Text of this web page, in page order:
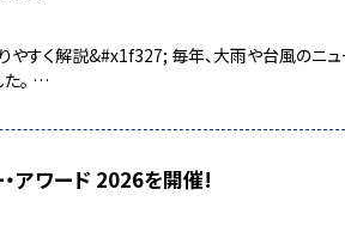
やすく解説&#x1f327;️ 毎年、大雨や台風のニ
た。 …
アワード 2026を開催!